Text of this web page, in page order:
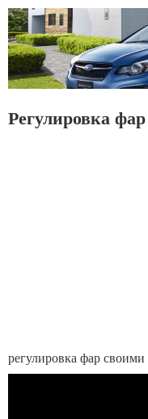
Регулировка
регулировка фар